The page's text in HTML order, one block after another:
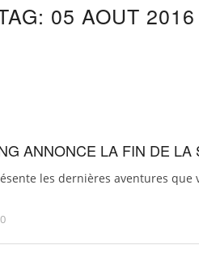
05 AOUT 2016
ANNONCE LA FIN DE LA
les dernières aventures
0